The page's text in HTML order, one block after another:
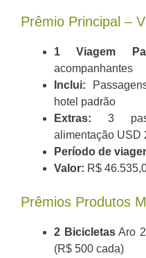
Prêmio Principal –
1 Viagem
acompanhantes
Inclui:
hotel padrão
Extras: 3
alimentação USD
Período de
Valor: R$
Prêmios Produtos
2 BicicletasAro
(R$ 500 cada)